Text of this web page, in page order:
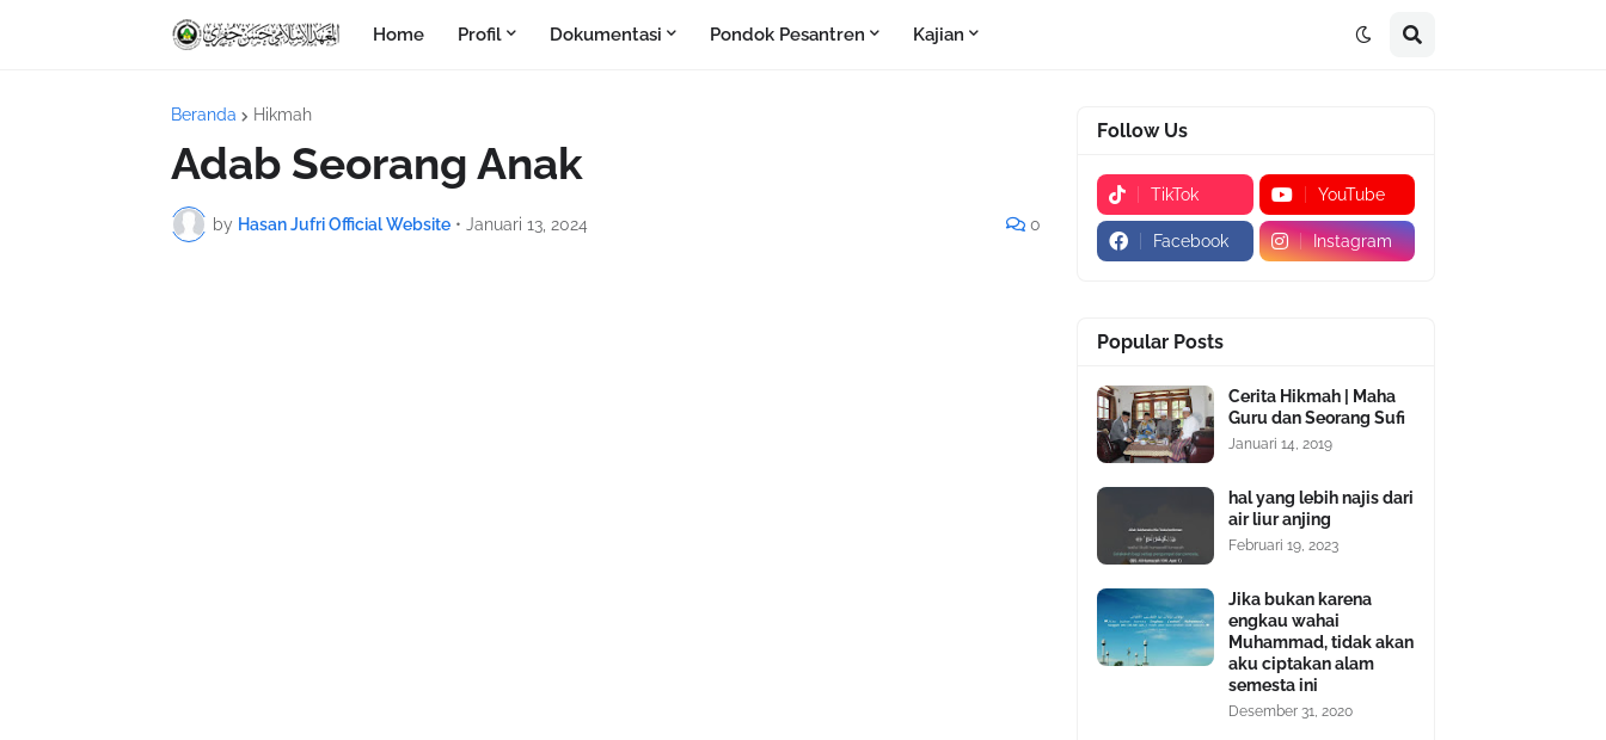
Home Profil Dokumentasi Pondok Pesantren Kajian
Beranda Hikmah
Adab Seorang Anak
by Hasan Jufri Official Website • Januari 13, 2024 0
Follow Us
TikTok YouTube
Facebook Instagram
Popular Posts
Cerita Hikmah | Maha
Guru dan Seorang Sufi
Januari 14, 2019
hal yang lebih najis dari
air liur anjing
Februari 19, 2023
Jika bukan karena
engkau wahai
Muhammad, tidak akan
aku ciptakan alam
semesta ini
Desember 31, 2020